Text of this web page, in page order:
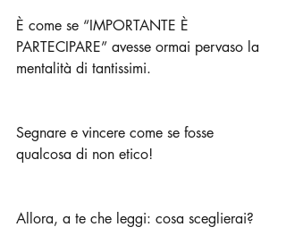
È come se “IMPORTANTE È
PARTECIPARE” avesse ormai pervaso la
mentalità di tantissimi.
Segnare e vincere come se fosse
qualcosa di non etico!
Allora, a te che leggi: cosa sceglierai?